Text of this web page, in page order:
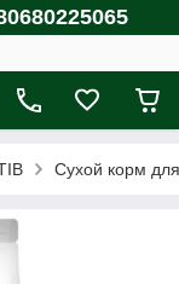
Сухой корм